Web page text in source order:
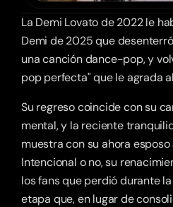
La Demi Lovato de 2022 le
Demi de 2025 que
una canción dance-pop, y
pop perfecta" que le agrada
Su regreso coincide con su
mental, y la reciente
muestra con su ahora
Intencional o no, su
los fans que perdió durante
etapa que, en lugar de